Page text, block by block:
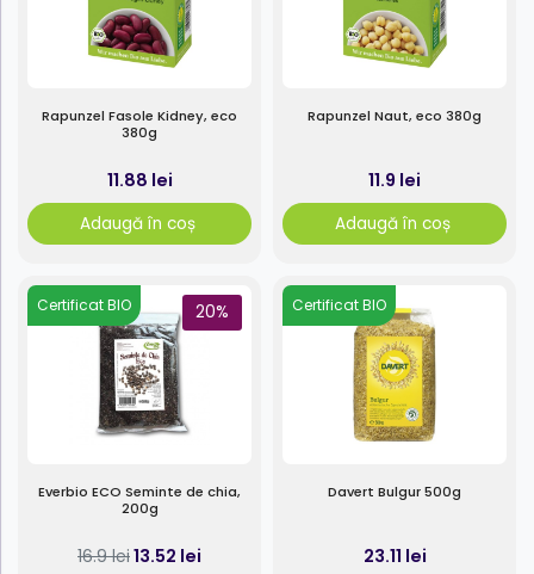
Rapunzel Fasole Kidney, eco
380g
11.88 lei
Adaugă în coș
Rapunzel Naut, eco 380g
11.9 lei
Adaugă în coș
20%
Certificat BIO
Everbio ECO Seminte de chia,
200g
16.9 lei13.52 lei
Certificat BIO
Davert Bulgur 500g
23.11 lei